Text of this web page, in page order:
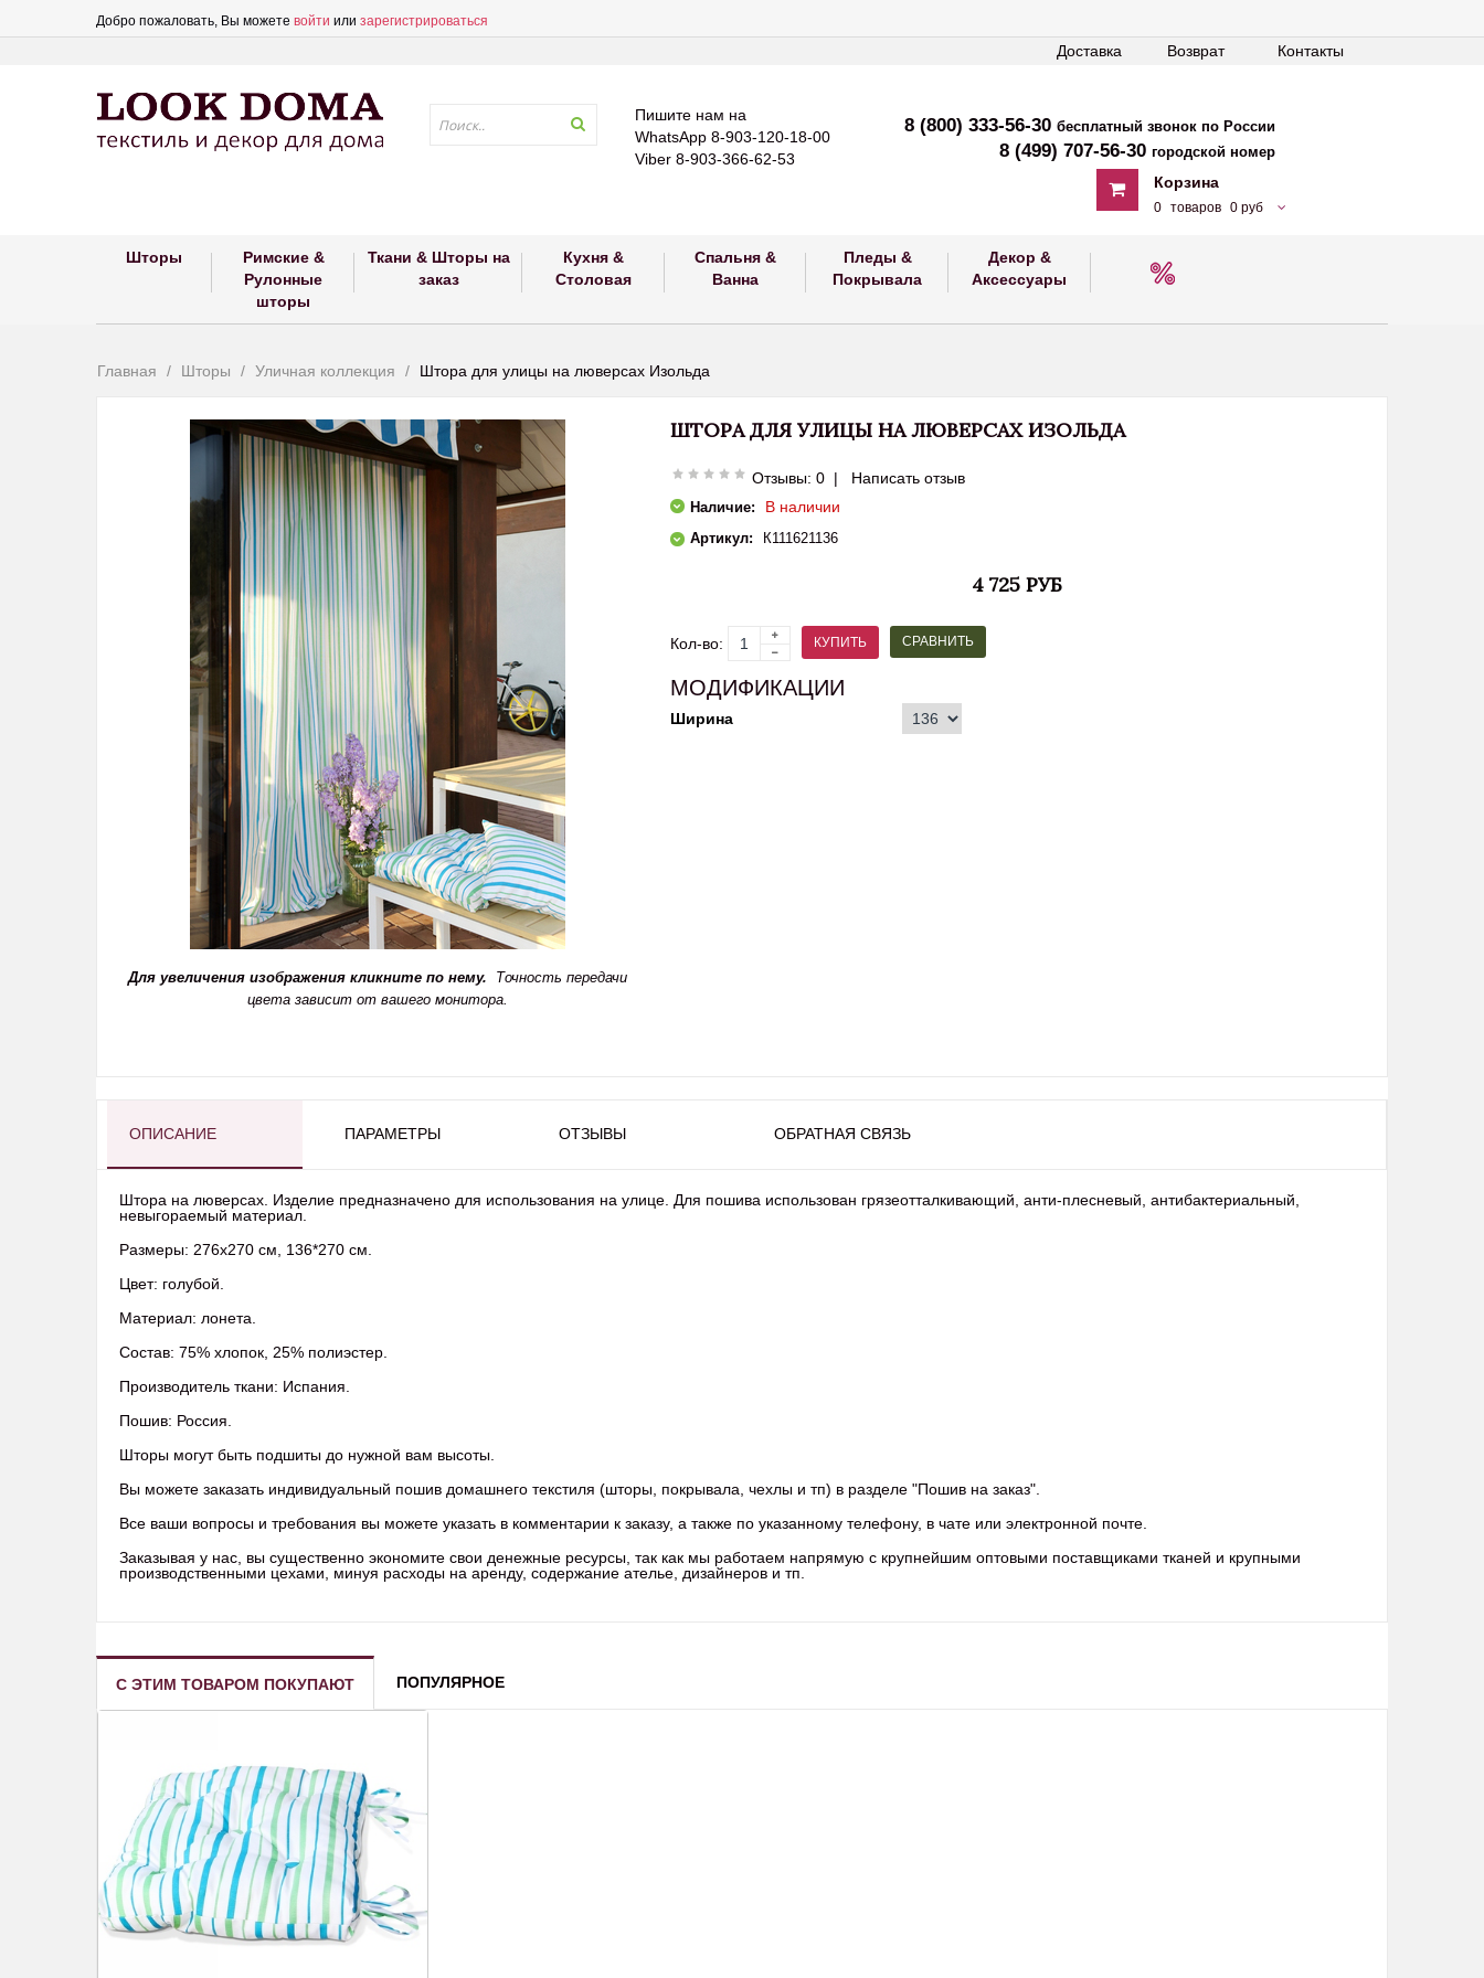
Добро пожаловать, Вы можете войти или зарегистрироваться
Контакты
Возврат
Доставка
Пишите нам на
WhatsApp 8-903-120-18-00
Viber 8-903-366-62-53
8 (800) 333-56-30 бесплатный звонок по России
8 (499) 707-56-30 городской номер
Корзина
0 товаров 0 руб
Шторы
Римские &
Рулонные
шторы
Ткани & Шторы на
заказ
Кухня &
Столовая
Спальня &
Ванна
Пледы &
Покрывала
Декор &
Аксессуары
Главная Шторы Уличная коллекция Штора для улицы на люверсах Изольда
Для увеличения изображения кликните по нему. Точность передачи
цвета зависит от вашего монитора.
ШТОРА ДЛЯ УЛИЦЫ НА ЛЮВЕРСАХ ИЗОЛЬДА
Отзывы: 0| Написать отзыв
Наличие: В наличии
Артикул: К111621136
4 725 РУБ
Кол-во: КУПИТЬ СРАВНИТЬ
МОДИФИКАЦИИ
Ширина
ОПИСАНИЕ ПАРАМЕТРЫ ОТЗЫВЫ ОБРАТНАЯ СВЯЗЬ
Штора на люверсах. Изделие предназначено для использования на улице. Для пошива использован грязеотталкивающий, анти-плесневый, антибактериальный,
невыгораемый материал.
Размеры: 276x270 см, 136*270 см.
Цвет: голубой.
Материал: лонета.
Состав: 75% хлопок, 25% полиэстер.
Производитель ткани: Испания.
Пошив: Россия.
Шторы могут быть подшиты до нужной вам высоты.
Вы можете заказать индивидуальный пошив домашнего текстиля (шторы, покрывала, чехлы и тп) в разделе "Пошив на заказ".
Все ваши вопросы и требования вы можете указать в комментарии к заказу, а также по указанному телефону, в чате или электронной почте.
Заказывая у нас, вы существенно экономите свои денежные ресурсы, так как мы работаем напрямую с крупнейшим оптовыми поставщиками тканей и крупными
производственными цехами, минуя расходы на аренду, содержание ателье, дизайнеров и тп.
С ЭТИМ ТОВАРОМ ПОКУПАЮТ ПОПУЛЯРНОЕ